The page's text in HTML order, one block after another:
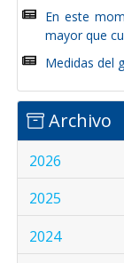
En este
mayor que
Medidas del
Archivo
2026
2025
2024